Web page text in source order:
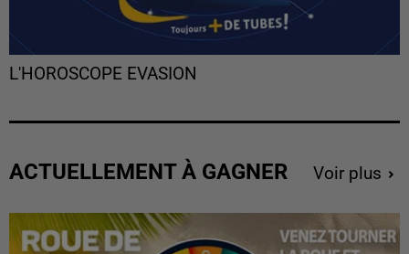
L'HOROSCOPE EVASION
ACTUELLEMENT À GAGNER Voir plus